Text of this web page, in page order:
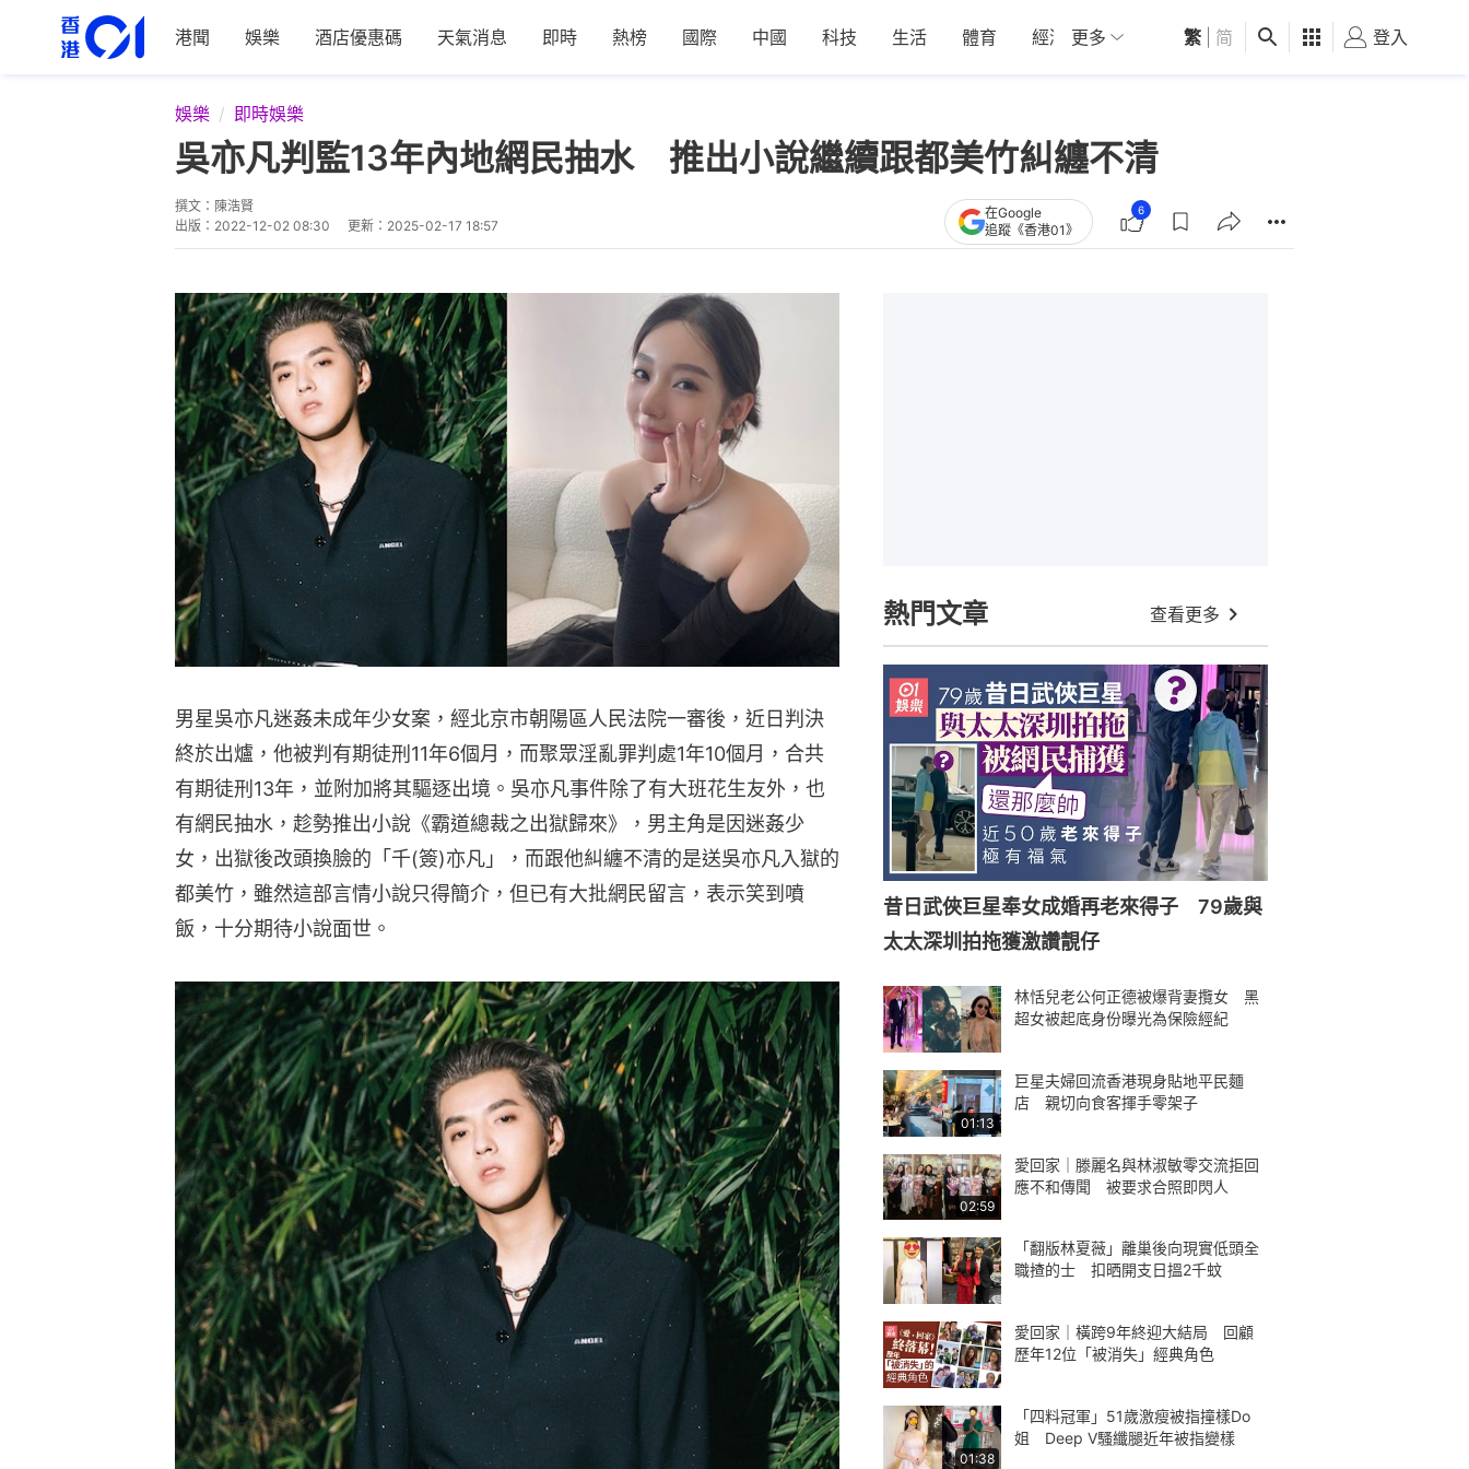
港聞 娛樂 酒店優惠碼 天氣消息 即時 熱榜 國際 中國 科技 生活 體育 經濟 01深圳 觀點 健康 好食玩飛
更多 繁 简 登入
娛樂 即時娛樂
吳亦凡判監13年內地網民抽水 推出小說繼續跟都美竹糾纏不清
撰文： 陳浩賢
出版： 2022-12-02 08:30 更新： 2025-02-17 18:57
在Google
追蹤《香港01》
6
男星吳亦凡迷姦未成年少女案，經北京市朝陽區人民法院一審後，近日判決
終於出爐，他被判有期徒刑11年6個月，而聚眾淫亂罪判處1年10個月，合共
有期徒刑13年，並附加將其驅逐出境。吳亦凡事件除了有大班花生友外，也
有網民抽水，趁勢推出小說《霸道總裁之出獄歸來》，男主角是因迷姦少
女，出獄後改頭換臉的「千(簽)亦凡」，而跟他糾纏不清的是送吳亦凡入獄的
都美竹，雖然這部言情小說只得簡介，但已有大批網民留言，表示笑到噴
飯，十分期待小說面世。
熱門文章 查看更多
昔日武俠巨星奉女成婚再老來得子 79歲與
太太深圳拍拖獲激讚靚仔
林恬兒老公何正德被爆背妻攬女 黑
超女被起底身份曝光為保險經紀
01:13
巨星夫婦回流香港現身貼地平民麵
店 親切向食客揮手零架子
02:59
愛回家｜滕麗名與林淑敏零交流拒回
應不和傳聞 被要求合照即閃人
「翻版林夏薇」離巢後向現實低頭全
職揸的士 扣晒開支日搵2千蚊
愛回家｜橫跨9年終迎大結局 回顧
歷年12位「被消失」經典角色
01:38
「四料冠軍」51歲激瘦被指撞樣Do
姐 Deep V騷纖腿近年被指變樣